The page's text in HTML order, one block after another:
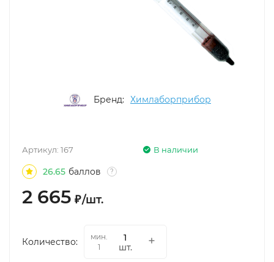
Бренд: Химлаборприбор
В наличии
Артикул: 167
26.65 баллов ?
2 665 ₽/шт.
Количество:
мин.
1
шт.